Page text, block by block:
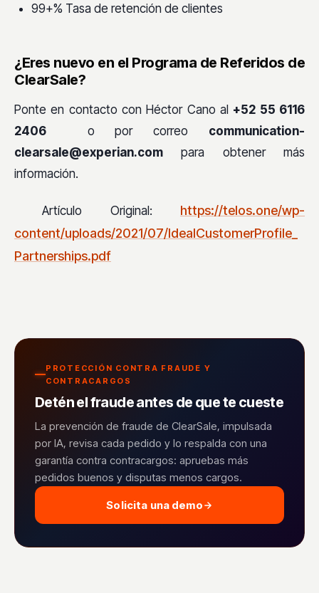
99+% Tasa de retención de clientes
¿Eres nuevo en el Programa de Referidos de
ClearSale?
Ponte en contacto con Héctor Cano al +52 55 6116
2406 o por correo communication-
clearsale@experian.com para obtener más
información.
Artículo Original: https://telos.one/wp-
content/uploads/2021/07/IdealCustomerProfile_
Partnerships.pdf
PROTECCIÓN CONTRA FRAUDE Y
CONTRACARGOS
Detén el fraude antes de que te cueste
La prevención de fraude de ClearSale, impulsada
por IA, revisa cada pedido y lo respalda con una
garantía contra contracargos: apruebas más
pedidos buenos y disputas menos cargos.
Solicita una demo